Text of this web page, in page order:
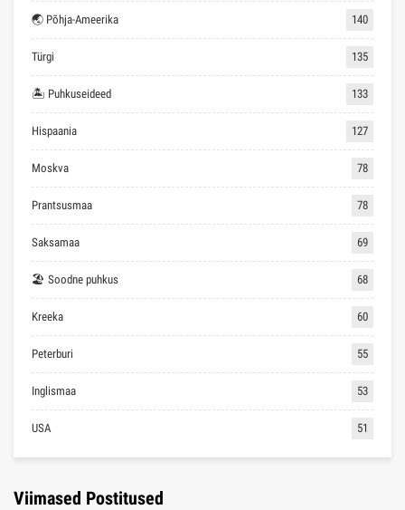
🌏 Põhja-Ameerika 140
Türgi 135
🏝 Puhkuseideed 133
Hispaania 127
Moskva 78
Prantsusmaa 78
Saksamaa 69
🏖 Soodne puhkus 68
Kreeka 60
Peterburi 55
Inglismaa 53
USA 51
Viimased Postitused